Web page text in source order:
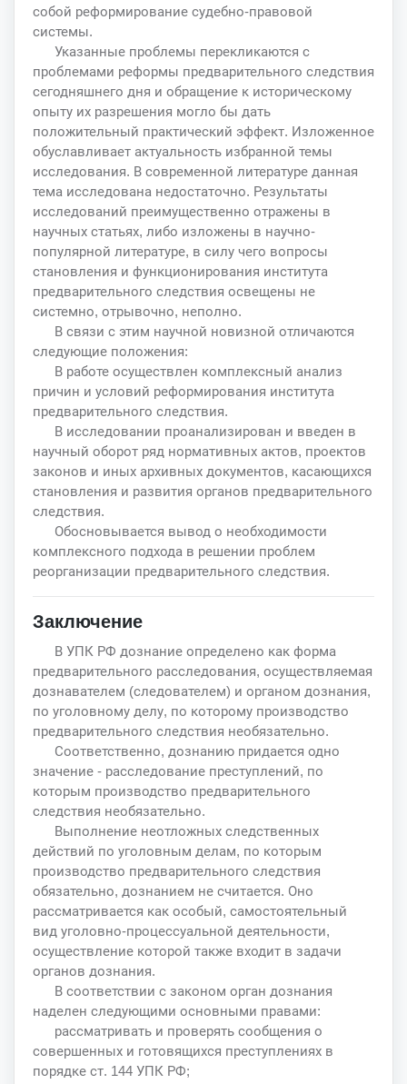
собой реформирование судебно-правовой
системы.
Указанные проблемы перекликаются с
проблемами реформы предварительного следствия
сегодняшнего дня и обращение к историческому
опыту их разрешения могло бы дать
положительный практический эффект. Изложенное
обуславливает актуальность избранной темы
исследования. В современной литературе данная
тема исследована недостаточно. Результаты
исследований преимущественно отражены в
научных статьях, либо изложены в научно-
популярной литературе, в силу чего вопросы
становления и функционирования института
предварительного следствия освещены не
системно, отрывочно, неполно.
В связи с этим научной новизной отличаются
следующие положения:
В работе осуществлен комплексный анализ
причин и условий реформирования института
предварительного следствия.
В исследовании проанализирован и введен в
научный оборот ряд нормативных актов, проектов
законов и иных архивных документов, касающихся
становления и развития органов предварительного
следствия.
Обосновывается вывод о необходимости
комплексного подхода в решении проблем
реорганизации предварительного следствия.
Заключение
В УПК РФ дознание определено как форма
предварительного расследования, осуществляемая
дознавателем (следователем) и органом дознания,
по уголовному делу, по которому производство
предварительного следствия необязательно.
Соответственно, дознанию придается одно
значение - расследование преступлений, по
которым производство предварительного
следствия необязательно.
Выполнение неотложных следственных
действий по уголовным делам, по которым
производство предварительного следствия
обязательно, дознанием не считается. Оно
рассматривается как особый, самостоятельный
вид уголовно-процессуальной деятельности,
осуществление которой также входит в задачи
органов дознания.
В соответствии с законом орган дознания
наделен следующими основными правами:
рассматривать и проверять сообщения о
совершенных и готовящихся преступлениях в
порядке ст. 144 УПК РФ;